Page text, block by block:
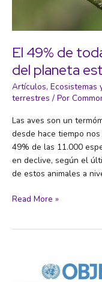
El 49% de
del planeta
Artículos, Ecosistemas
terrestres / Por
Las aves son un
desde hace tiempo
49% de las 11.000
en declive, según el
de estos animales a
El
especies
Read More »